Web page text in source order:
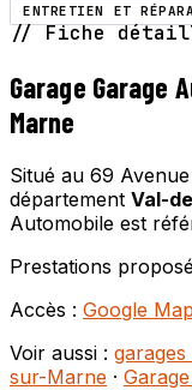
ENTRETIEN ET
// Fiche
Garage Garage
Marne
Situé au 69
département Val-
Automobile est
Prestations
Accès : Google
Voir aussi :
sur-Marne ·